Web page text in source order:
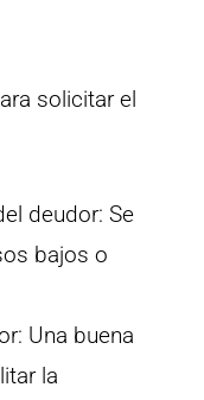
solicitar el
deudor: Se
bajos o
Una buena
la